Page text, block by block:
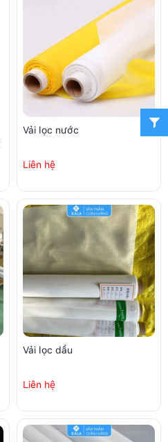
Vải lọc nước
Liên hệ
Vải lọc dầu
Liên hệ